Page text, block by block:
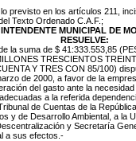
lo previsto en los artículos 211,
Texto Ordenado C.A.F.;
MUNICIPAL DE
RESUELVE:
la suma de $ 41:333.553,85
TRESCIENTOS
Y TRES CON 85/100)
de 2000, a favor de la
del gasto ante la
a la referida
de Cuentas de la
y de Desarrollo Ambiental, a la
y Secretaría
a sus efectos.-